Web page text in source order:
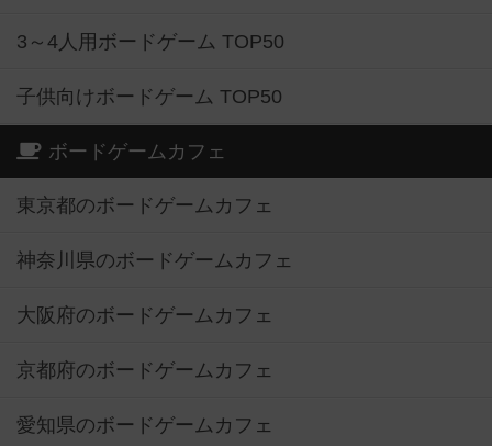
3～4人用ボードゲーム TOP50
子供向けボードゲーム TOP50
ボードゲームカフェ
東京都のボードゲームカフェ
神奈川県のボードゲームカフェ
大阪府のボードゲームカフェ
京都府のボードゲームカフェ
愛知県のボードゲームカフェ